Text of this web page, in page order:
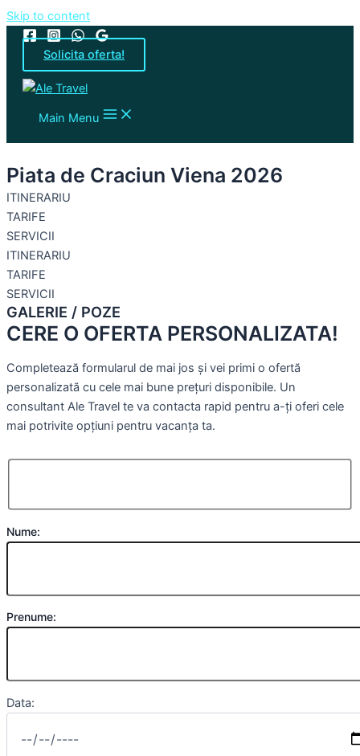
Skip to content
Solicita oferta!
Main Menu
Piata de Craciun Viena 2026
ITINERARIU
TARIFE
SERVICII
ITINERARIU
TARIFE
SERVICII
GALERIE / POZE
CERE O OFERTA PERSONALIZATA!
Completează formularul de mai jos și vei primi o ofertă
personalizată cu cele mai bune prețuri disponibile. Un
consultant Ale Travel te va contacta rapid pentru a-ți oferi cele
mai potrivite opțiuni pentru vacanța ta.
Nume:
Prenume:
Data: